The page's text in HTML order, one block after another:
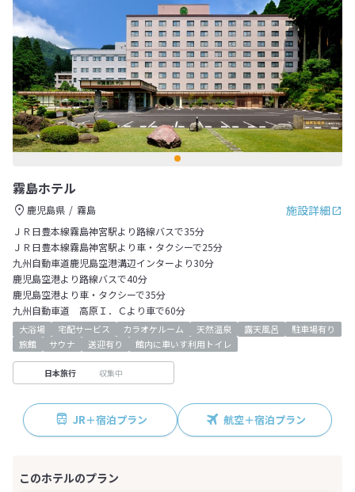
霧島ホテル
施設詳細
鹿児島県
霧島
ＪＲ日豊本線霧島神宮駅より路線バスで35分
ＪＲ日豊本線霧島神宮駅より車・タクシーで25分
九州自動車道鹿児島空港溝辺インターより30分
鹿児島空港より路線バスで40分
鹿児島空港より車・タクシーで35分
九州自動車道 高原Ｉ．Ｃより車で60分
大浴場 宅配サービス カラオケルーム 天然温泉 露天風呂
駐車場有り
旅館
サウナ 送迎有り 館内に車いす利用トイレ
日本旅行 収集中
JR＋宿泊プラン 航空＋宿泊プラン